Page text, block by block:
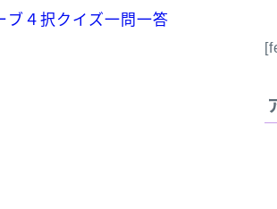
ブ４択クイズ一問一答